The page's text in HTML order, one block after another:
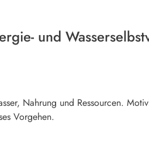
und
Nahrung und Ressourcen.
Vorgehen.